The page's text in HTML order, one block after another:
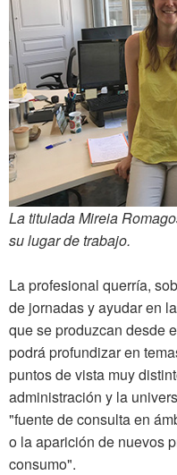
La titulada Mireia
su lugar de trabajo.
La profesional querría,
de jornadas y ayudar en
que se produzcan desde
podrá profundizar en
puntos de vista muy
administración y la
"fuente de consulta en
o la aparición de nuevos
consumo".